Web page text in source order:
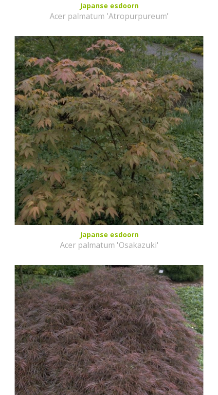
Japanse esdoorn
Acer palmatum 'Atropurpureum'
Japanse esdoorn
Acer palmatum 'Osakazuki'